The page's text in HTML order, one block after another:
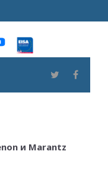
Twitter
и Marantz